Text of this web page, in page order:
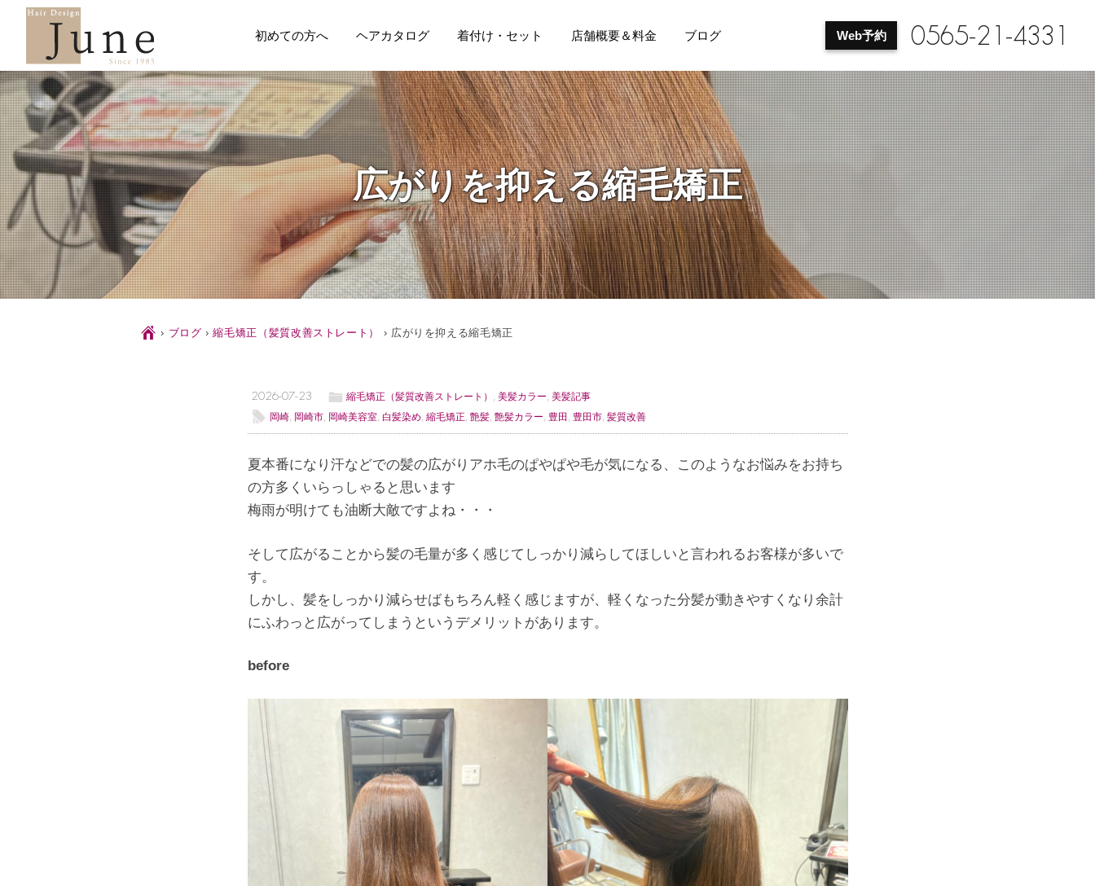
初めての方へ ヘアカタログ 着付け・セット 店舗概要＆料金 ブログ Web予約 0565-21-4331
広がりを抑える縮毛矯正
Ç › ブログ ›縮毛矯正（髪質改善ストレート） › 広がりを抑える縮毛矯正
2026-07-23 ë 縮毛矯正（髪質改善ストレート） , 美髪カラー, 美髪記事
l 岡崎, 岡崎市, 岡崎美容室, 白髪染め, 縮毛矯正, 艶髪, 艶髪カラー, 豊田 , 豊田市, 髪質改善
夏本番になり汗などでの髪の広がりアホ毛のぱやぱや毛が気になる、このようなお悩みをお持ち
の方多くいらっしゃると思います
梅雨が明けても油断大敵ですよね・・・
そして広がることから髪の毛量が多く感じてしっかり減らしてほしいと言われるお客様が多いで
す。
しかし、髪をしっかり減らせばもちろん軽く感じますが、軽くなった分髪が動きやすくなり余計
にふわっと広がってしまうというデメリットがあります。
before